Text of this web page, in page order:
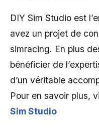
DIY Sim Studio est
avez un projet de
simracing. En plus
bénéficier de
d’un véritable
Pour en savoir plus,
Sim Studio